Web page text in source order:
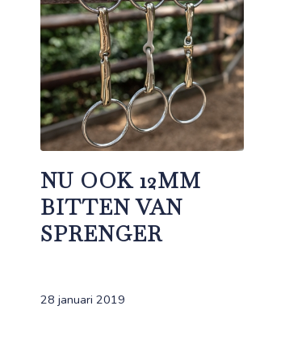
NU OOK 12MM
BITTEN VAN
SPRENGER
28 januari 2019